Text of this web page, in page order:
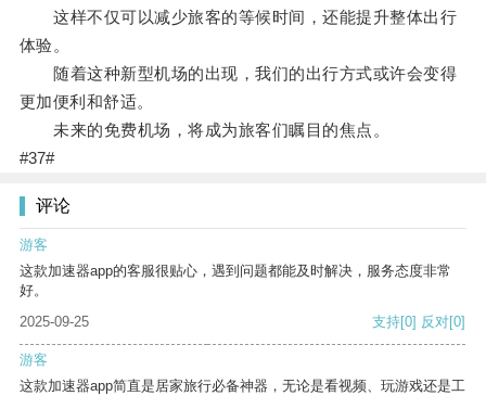
这样不仅可以减少旅客的等候时间，还能提升整体出行
体验。
随着这种新型机场的出现，我们的出行方式或许会变得
更加便利和舒适。
未来的免费机场，将成为旅客们瞩目的焦点。
#37#
评论
游客
这款加速器app的客服很贴心，遇到问题都能及时解决，服务态度非常
好。
2025-09-25
支持[0] 反对[0]
游客
这款加速器app简直是居家旅行必备神器，无论是看视频、玩游戏还是工